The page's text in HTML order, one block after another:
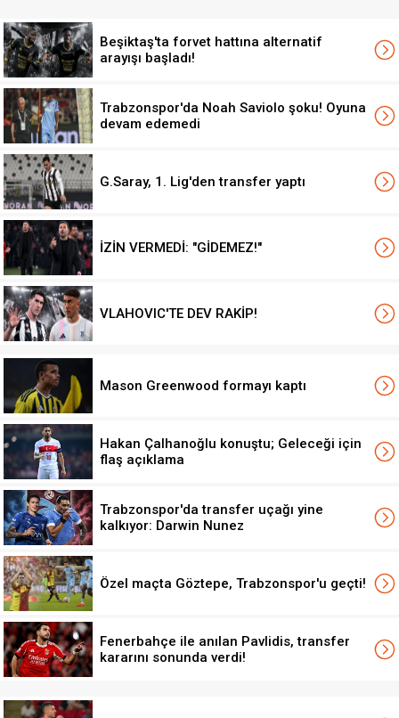
Beşiktaş'ta forvet hattına alternatif
arayışı başladı!
Trabzonspor'da Noah Saviolo şoku! Oyuna
devam edemedi
G.Saray, 1. Lig'den transfer yaptı
İZİN VERMEDİ: "GİDEMEZ!"
VLAHOVIC'TE DEV RAKİP!
Mason Greenwood formayı kaptı
Hakan Çalhanoğlu konuştu; Geleceği için
flaş açıklama
Trabzonspor'da transfer uçağı yine
kalkıyor: Darwin Nunez
Özel maçta Göztepe, Trabzonspor'u geçti!
Fenerbahçe ile anılan Pavlidis, transfer
kararını sonunda verdi!